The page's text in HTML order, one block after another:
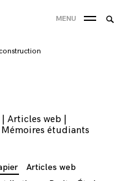
MENU
| Articles web
Mémoires étudiants
Articles web